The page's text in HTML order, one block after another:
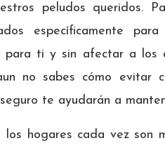
peludos queridos.
específicamente
para ti y sin afectar a los
no sabes cómo evitar
te ayudarán a
los hogares cada vez son